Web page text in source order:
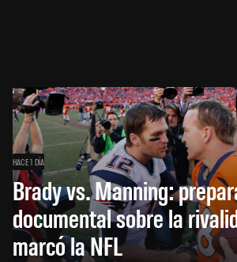
HACE 1 DÍA
Brady vs. Manning:
documental sobre la
marcó la NFL